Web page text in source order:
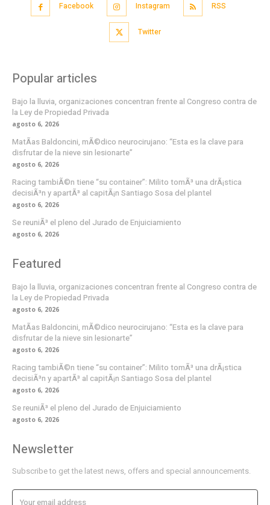
Facebook Instagram RSS
Twitter
Popular articles
Bajo la lluvia, organizaciones concentran frente al Congreso contra de
la Ley de Propiedad Privada
agosto 6, 2026
MatÃ­as Baldoncini, mÃ©dico neurocirujano: “Esta es la clave para
disfrutar de la nieve sin lesionarte”
agosto 6, 2026
Racing tambiÃ©n tiene “su container”: Milito tomÃ³ una drÃ¡stica
decisiÃ³n y apartÃ³ al capitÃ¡n Santiago Sosa del plantel
agosto 6, 2026
Se reuniÃ³ el pleno del Jurado de Enjuiciamiento
agosto 6, 2026
Featured
Bajo la lluvia, organizaciones concentran frente al Congreso contra de
la Ley de Propiedad Privada
agosto 6, 2026
MatÃ­as Baldoncini, mÃ©dico neurocirujano: “Esta es la clave para
disfrutar de la nieve sin lesionarte”
agosto 6, 2026
Racing tambiÃ©n tiene “su container”: Milito tomÃ³ una drÃ¡stica
decisiÃ³n y apartÃ³ al capitÃ¡n Santiago Sosa del plantel
agosto 6, 2026
Se reuniÃ³ el pleno del Jurado de Enjuiciamiento
agosto 6, 2026
Newsletter
Subscribe to get the latest news, offers and special announcements.